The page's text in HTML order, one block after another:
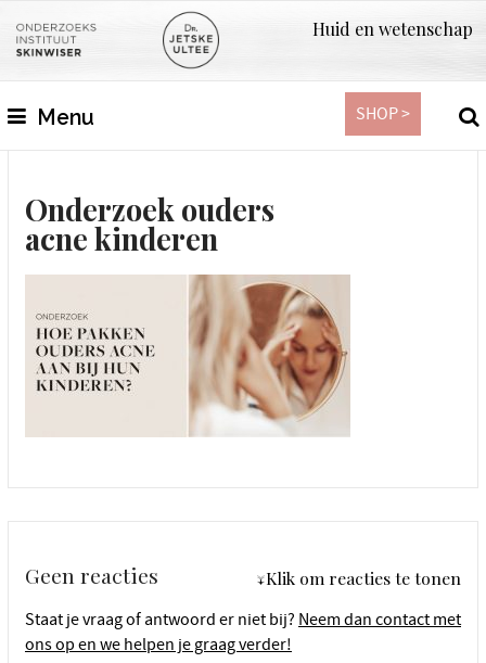
Huid en wetenschap
Menu SHOP >
Onderzoek ouders
acne kinderen
Geen reacties ↓Klik om reacties te tonen
Staat je vraag of antwoord er niet bij? Neem dan contact met
ons op en we helpen je graag verder!